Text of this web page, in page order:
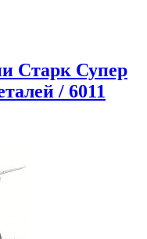
Старк Супер
/ 6011